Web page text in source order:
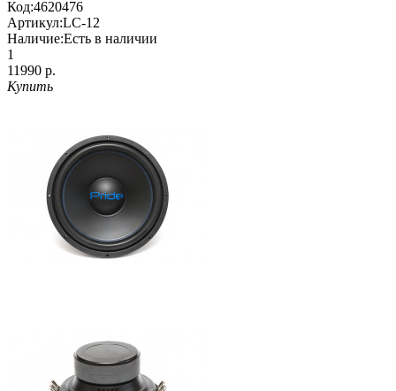
Код:4620476
Артикул:LC-12
Наличие:Есть в наличии
1
11990 р.
Купить